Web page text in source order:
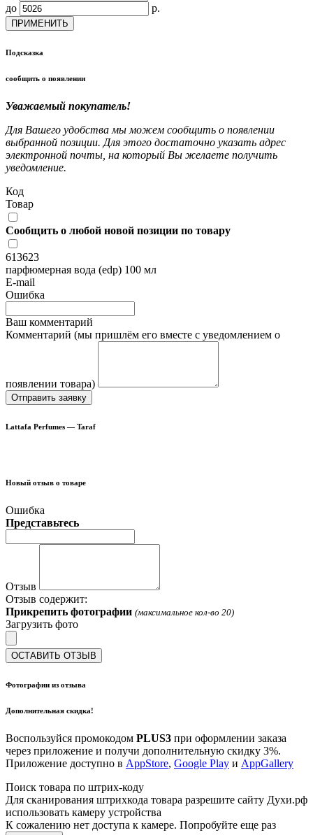
до
р.
ПРИМЕНИТЬ
Подсказка
сообщить о появлении
Уважаемый покупатель!
Для Вашего удобства мы можем сообщить о появлении
выбранной позиции. Для этого достаточно указать адрес
электронной почты, на который Вы желаете получить
уведомление.
Код
Товар
Сообщить о любой новой позиции по товару
613623
парфюмерная вода (edp) 100 мл
E-mail
Ошибка
Ваш комментарий
Комментарий (мы пришлём его вместе с уведомлением о
появлении товара)
Отправить заявку
Lattafa Perfumes — Taraf
Новый отзыв о товаре
Ошибка
Представьтесь
Отзыв
Отзыв содержит:
Прикрепить фотографии (максимальное кол-во 20)
Загрузить фото
ОСТАВИТЬ ОТЗЫВ
Фотографии из отзыва
Дополнительная скидка!
Воспользуйся промокодом PLUS3 при оформлении заказа
через приложение и получи дополнительную скидку 3%.
Приложение доступно в AppStore, Google Play и AppGallery
Поиск товара по штрих-коду
Для сканирования штрихкода товара разрешите сайту Духи.рф
использовать камеру устройства
К сожалению нет доступа к камере. Попробуйте еще раз